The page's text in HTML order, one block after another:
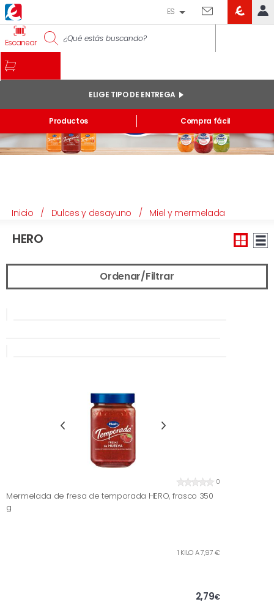
IDENTIFÍCATE
Pedidos online
Mis productos comprados en tienda y online
Listas
ES
Escanear
Productos
ELIGE TIPO DE ENTREGA
Compra fácil
Inicio / Dulces y desayuno / Miel y mermelada
HERO
Ordenar/Filtrar
0
Mermelada de fresa de temporada HERO, frasco 350
g
1 KILO A 7,97 €
2,79€